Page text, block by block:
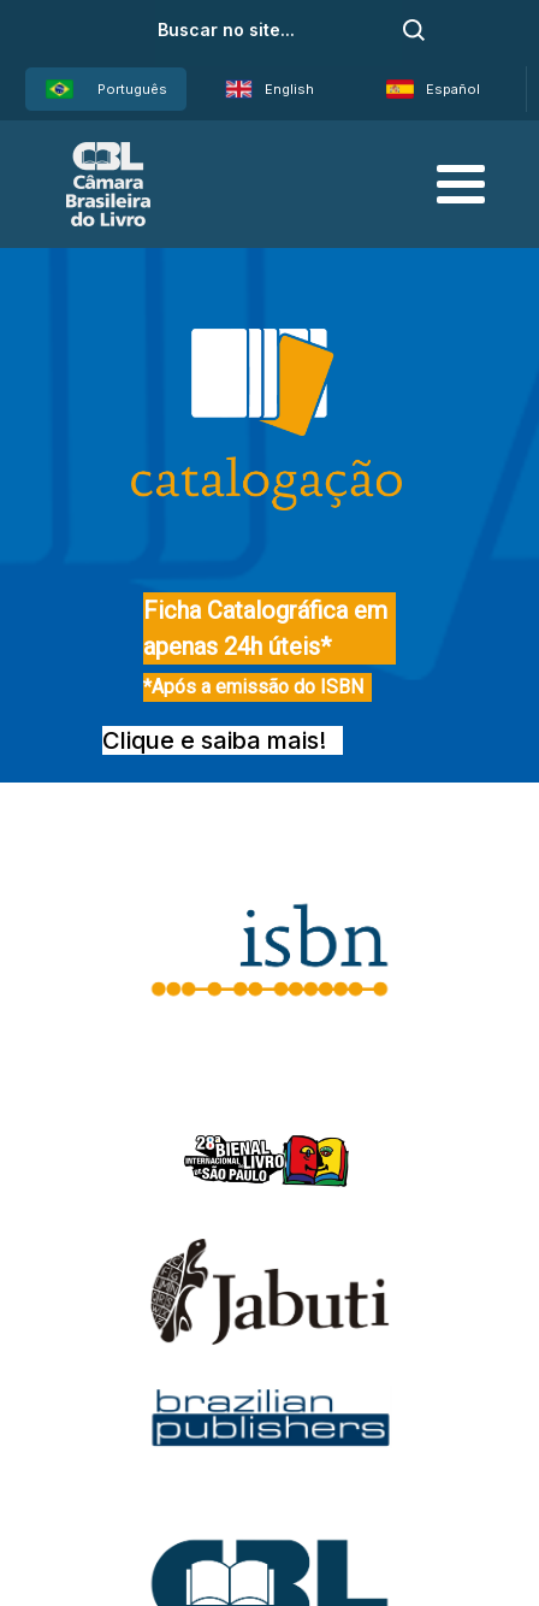
Português English Español
*Após a emissão do ISBN
Clique e saiba mais!
Ficha Catalográfica em
apenas 24h úteis*